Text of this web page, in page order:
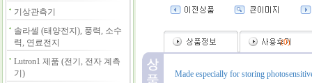
기상관측기
솔라셀 (태양전지), 풍력, 소수
력, 연료전지
Lutron1 제품 (전기, 전자 계측
기)
(0)
Made especially for storing